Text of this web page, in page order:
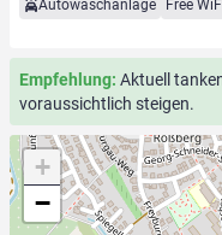
Autowaschanlage Free
Empfehlung: Aktuell
voraussichtlich steigen.
+
−